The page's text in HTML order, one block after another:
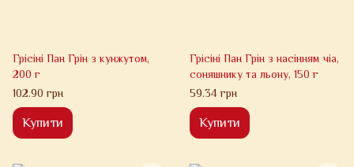
Грісіні Пан Грін з кунжутом,
200 г
102.90 грн
Купити
Грісіні Пан Грін з насінням чіа,
соняшнику та льону, 150 г
59.34 грн
Купити